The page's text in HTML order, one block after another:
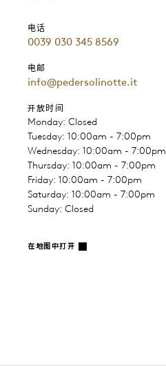
电话
0039 030 345 8569
电邮
info@pedersolinotte.it
开放时间
Monday: Closed
Tuesday: 10:00am - 7:00pm
Wednesday: 10:00am - 7:00pm
Thursday: 10:00am - 7:00pm
Friday: 10:00am - 7:00pm
Saturday: 10:00am - 7:00pm
Sunday: Closed
在地图中打开